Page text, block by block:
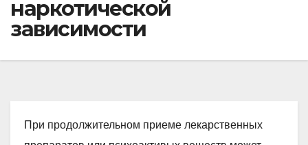
наркотической
зависимости
При продолжительном приеме лекарственных